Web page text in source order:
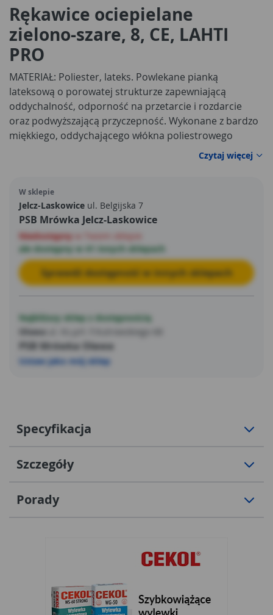
Rękawice ociepielane
zielono-szare, 8, CE, LAHTI
PRO
MATERIAŁ: Poliester, lateks. Powlekane pianką
lateksową o porowatej strukturze zapewniającą
oddychalność, odporność na przetarcie i rozdarcie
oraz podwyższającą przyczepność. Wykonane z bardzo
miękkiego, oddychającego włókna poliestrowego
strukturą przypominającego wełnę. Chronią
użytkownika przed zimnem i podnoszą komfort pracy.
Czytaj więcej
W sklepie
Jelcz-Laskowice ul. Belgijska 7
PSB Mrówka Jelcz-Laskowice
Niedostępny
ale dostępny w 41 innych sklepach
Sprawdź dostępność w innych sklepach
Najbliższy sklep z dostępnością
Oława
PSB Mrówka Oława
Ustaw jako mój sklep
Specyfikacja
Szczegóły
Porady